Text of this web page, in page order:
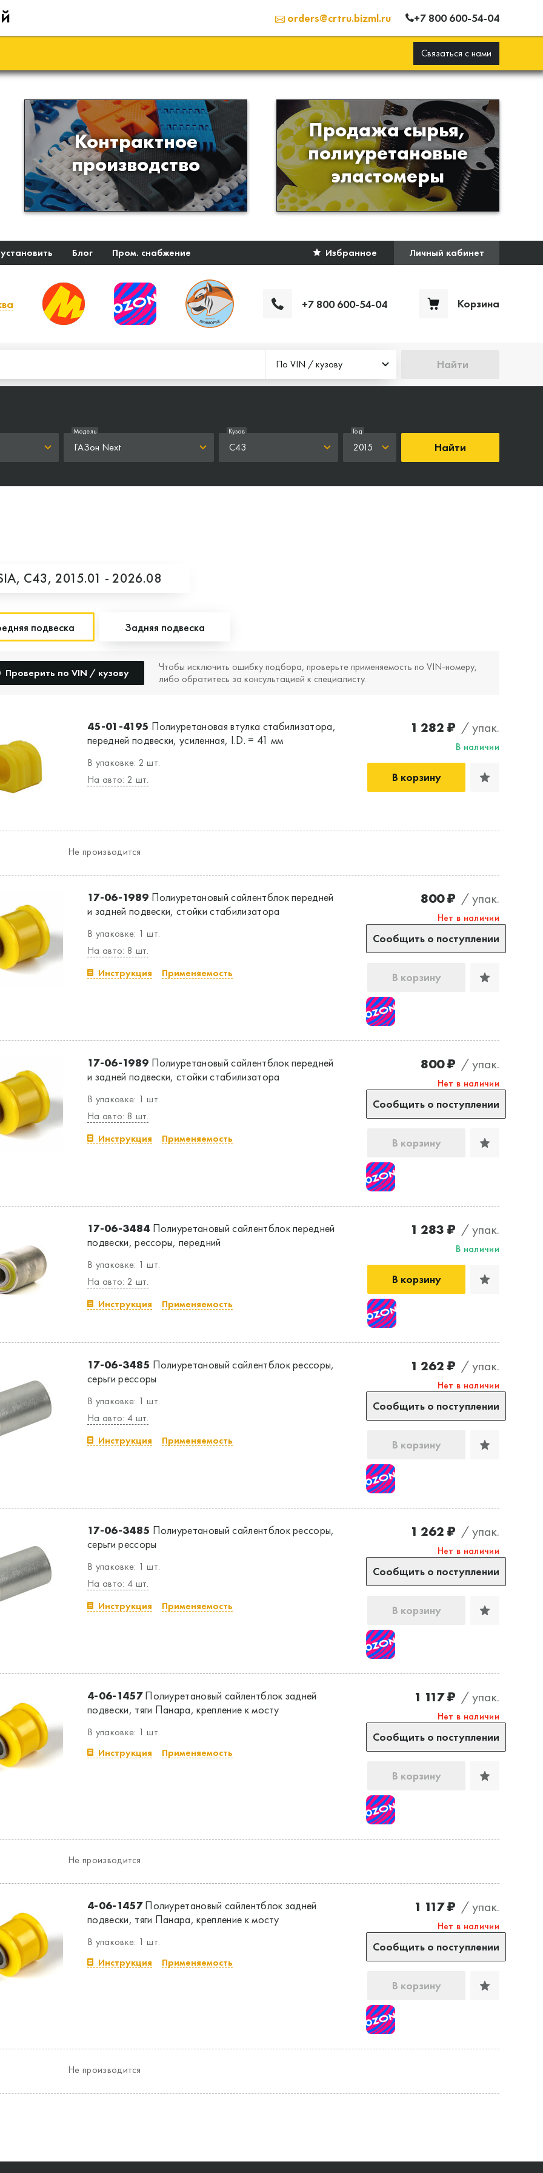
orders@crtru.bizml.ru +7 800 600-54-04
Связаться с нами
Контрактное
производство
Производство изделий из
пластиков и полимеров по
образцам либо чертежам
заказчика
Продажа сырья,
полиуретановые
эластомеры
Продажа сырья для
производства изделий из
полиуретана
Блог Пром. снабжение Избранное Личный кабинет
+7 800 600-54-04 Корзина
По VIN / кузову Найти
ГАЗон Next
Модель
C43
Кузов
2015
Год
Найти
C43, 2015.01 - 2026.08
подвеска Задняя подвеска
Проверить по VIN / кузову
Чтобы исключить ошибку подбора, проверьте применяемость по VIN‑номеру,
либо обратитесь за консультацией к специалисту.
45-01-4195 Полиуретановая втулка стабилизатора,
передней подвески, усиленная, I.D. = 41 мм
В упаковке: 2 шт.
На авто: 2 шт.
1 282 ₽ / упак.
В наличии
В корзину
Не производится
17-06-1989 Полиуретановый сайлентблок передней
и задней подвески, стойки стабилизатора
В упаковке: 1 шт.
На авто: 8 шт.
Инструкция
Применяемость
800 ₽ / упак.
Нет в наличии
Сообщить о поступлении
В корзину
17-06-1989 Полиуретановый сайлентблок передней
и задней подвески, стойки стабилизатора
В упаковке: 1 шт.
На авто: 8 шт.
Инструкция
Применяемость
800 ₽ / упак.
Нет в наличии
Сообщить о поступлении
В корзину
17-06-3484 Полиуретановый сайлентблок передней
подвески, рессоры, передний
В упаковке: 1 шт.
На авто: 2 шт.
Инструкция
Применяемость
1 283 ₽ / упак.
В наличии
В корзину
17-06-3485 Полиуретановый сайлентблок рессоры,
серьги рессоры
В упаковке: 1 шт.
На авто: 4 шт.
Инструкция
Применяемость
1 262 ₽ / упак.
Нет в наличии
Сообщить о поступлении
В корзину
17-06-3485 Полиуретановый сайлентблок рессоры,
серьги рессоры
В упаковке: 1 шт.
На авто: 4 шт.
Инструкция
Применяемость
1 262 ₽ / упак.
Нет в наличии
Сообщить о поступлении
В корзину
4-06-1457Полиуретановый сайлентблок задней
подвески, тяги Панара, крепление к мосту
В упаковке: 1 шт.
Инструкция
Применяемость
1 117 ₽ / упак.
Нет в наличии
Сообщить о поступлении
В корзину
Не производится
4-06-1457Полиуретановый сайлентблок задней
подвески, тяги Панара, крепление к мосту
В упаковке: 1 шт.
Инструкция
Применяемость
1 117 ₽ / упак.
Нет в наличии
Сообщить о поступлении
В корзину
Не производится